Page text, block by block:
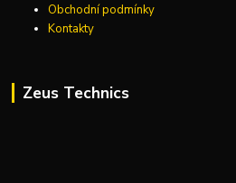
Obchodní podmínky
Kontakty
Zeus Technics